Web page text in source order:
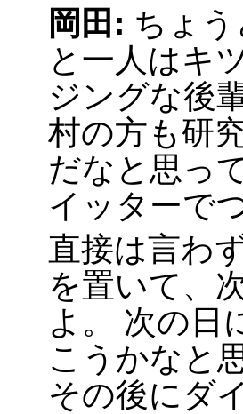
岡田: ちょ
と一人はキ
ジングな後
村の方も研
だなと思っ
イッターで
直接は言わ
を置いて、
よ。 次の日
こうかなと
その後にダ